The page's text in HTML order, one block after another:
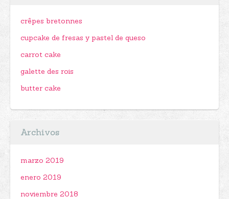
crêpes bretonnes
cupcake de fresas y pastel de queso
carrot cake
galette des rois
butter cake
Archivos
marzo 2019
enero 2019
noviembre 2018